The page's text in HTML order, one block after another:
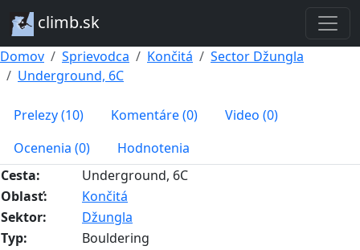
climb.sk
Domov Sprievodca Končitá
Sector Džungla
Underground, 6C
Prelezy (10) Komentáre (0)
Video (0)
Ocenenia (0)
Hodnotenia
Cesta:
Underground, 6C
Oblasť:
Končitá
Sektor:
Džungla
Typ:
Bouldering